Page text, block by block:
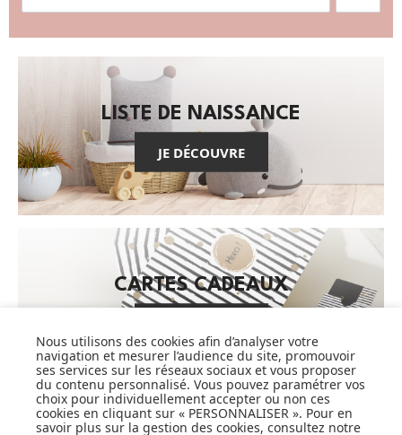
LISTE DE NAISSANCE
JE DÉCOUVRE
CARTES CADEAUX
Pionnier du WEB, leader français de la distribution
sélective en puériculture depuis plus de 15 ans,
Nous utilisons des cookies afin d’analyser votre
navigation et mesurer l’audience du site, promouvoir
ses services sur les réseaux sociaux et vous proposer
du contenu personnalisé. Vous pouvez paramétrer vos
choix pour individuellement accepter ou non ces
cookies en cliquant sur « PERSONNALISER ». Pour en
savoir plus sur la gestion des cookies, consultez notre